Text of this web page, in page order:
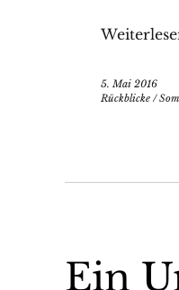
5. Mai 2016
Rückblicke /
Ein